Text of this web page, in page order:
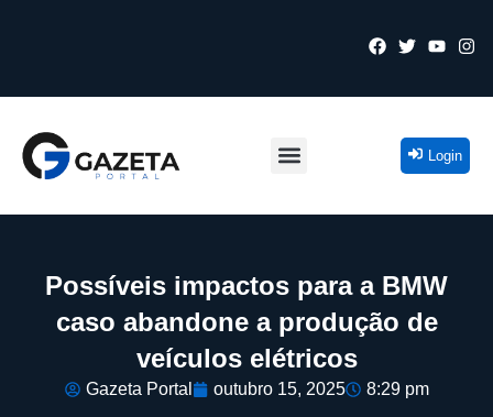
Login
Possíveis impactos para a BMW
caso abandone a produção de
veículos elétricos
Gazeta Portal outubro 15, 2025 8:29 pm